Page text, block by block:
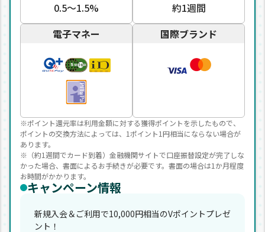
0.5〜1.5%
約1週間
電子マネー
国際ブランド
※ポイント還元率は利用金額に対する獲得ポイントを示したもので、
ポイントの交換方法によっては、1ポイント1円相当にならない場合が
あります。
※（約1週間でカード到着）金融機関サイトで口座振替設定が完了しな
かった場合、書面によるお手続きが必要です。書面の場合は1か月程度
お時間がかかります。
キャンペーン情報
新規入会＆ご利用で10,000円相当のVポイントプレゼ
ント！